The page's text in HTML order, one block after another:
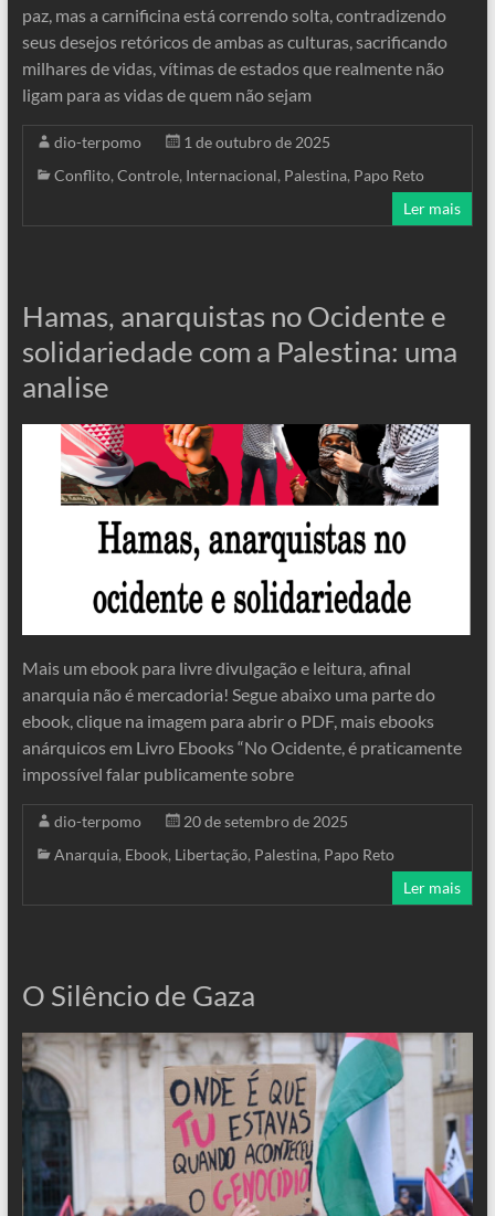
paz, mas a carnificina está correndo solta, contradizendo
seus desejos retóricos de ambas as culturas, sacrificando
milhares de vidas, vítimas de estados que realmente não
ligam para as vidas de quem não sejam
dio-terpomo
1 de outubro de 2025
Conflito, Controle, Internacional, Palestina, Papo Reto
Ler mais
Hamas, anarquistas no Ocidente e
solidariedade com a Palestina: uma
analise
Mais um ebook para livre divulgação e leitura, afinal
anarquia não é mercadoria! Segue abaixo uma parte do
ebook, clique na imagem para abrir o PDF, mais ebooks
anárquicos em Livro Ebooks “No Ocidente, é praticamente
impossível falar publicamente sobre
dio-terpomo
20 de setembro de 2025
Anarquia, Ebook, Libertação, Palestina, Papo Reto
Ler mais
O Silêncio de Gaza